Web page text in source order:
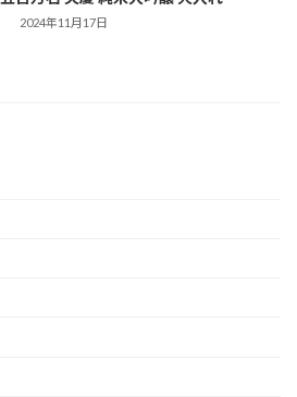
2024年11月17日